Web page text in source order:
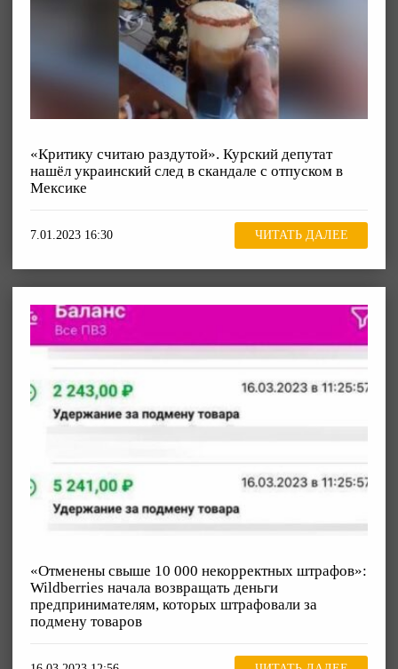
«Критику считаю раздутой». Курский депутат
нашёл украинский след в скандале с отпуском в
Мексике
7.01.2023 16:30 ЧИТАТЬ ДАЛЕЕ
«Отменены свыше 10 000 некорректных штрафов»:
Wildberries начала возвращать деньги
предпринимателям, которых штрафовали за
подмену товаров